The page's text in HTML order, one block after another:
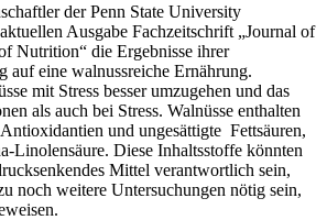
der Penn State University
Ausgabe Fachzeitschrift „Journal of
Nutrition“ die Ergebnisse ihrer
auf eine walnussreiche Ernährung.
mit Stress besser umzugehen und das
als auch bei Stress. Walnüsse enthalten
und ungesättigte Fettsäuren,
Linolensäure. Diese Inhaltsstoffe könnten
Mittel verantwortlich sein,
noch weitere Untersuchungen nötig sein,